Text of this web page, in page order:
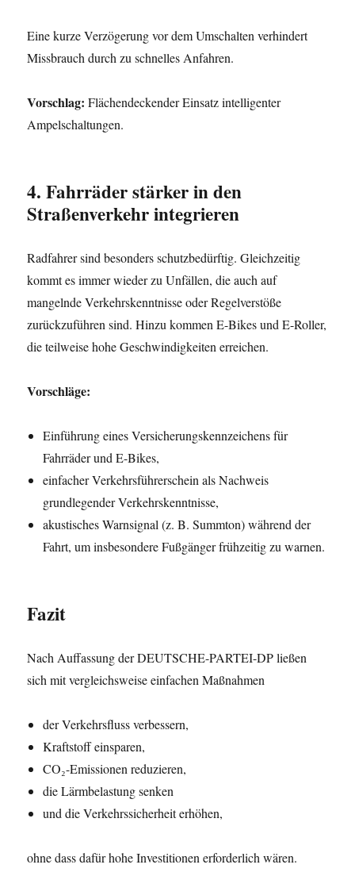
Eine kurze Verzögerung vor dem Umschalten verhindert
Missbrauch durch zu schnelles Anfahren.
Vorschlag: Flächendeckender Einsatz intelligenter
Ampelschaltungen.
4. Fahrräder stärker in den
Straßenverkehr integrieren
Radfahrer sind besonders schutzbedürftig. Gleichzeitig
kommt es immer wieder zu Unfällen, die auch auf
mangelnde Verkehrskenntnisse oder Regelverstöße
zurückzuführen sind. Hinzu kommen E-Bikes und E-Roller,
die teilweise hohe Geschwindigkeiten erreichen.
Vorschläge:
Einführung eines Versicherungskennzeichens für
Fahrräder und E-Bikes,
einfacher Verkehrsführerschein als Nachweis
grundlegender Verkehrskenntnisse,
akustisches Warnsignal (z. B. Summton) während der
Fahrt, um insbesondere Fußgänger frühzeitig zu warnen.
Fazit
Nach Auffassung der DEUTSCHE-PARTEI-DP ließen
sich mit vergleichsweise einfachen Maßnahmen
der Verkehrsfluss verbessern,
Kraftstoff einsparen,
CO₂-Emissionen reduzieren,
die Lärmbelastung senken
und die Verkehrssicherheit erhöhen,
ohne dass dafür hohe Investitionen erforderlich wären.